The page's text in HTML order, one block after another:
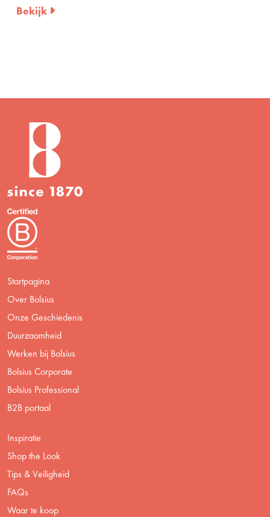
Bekijk
Startpagina
Over Bolsius
Onze Geschiedenis
Duurzaamheid
Werken bij Bolsius
Bolsius Corporate
Bolsius Professional
B2B portaal
Inspiratie
Shop the Look
Tips & Veiligheid
FAQs
Waar te koop